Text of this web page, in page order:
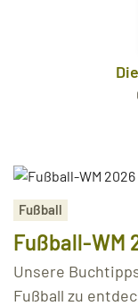
Fußball
Fußball-WM
Unsere
Fußball zu